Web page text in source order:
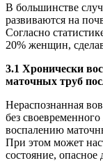
В большинстве
развиваются на
Согласно
20% женщин,
3.1 Хронически
маточных труб
Нераспознанная
без
воспалению
При этом может
состояние, опасное